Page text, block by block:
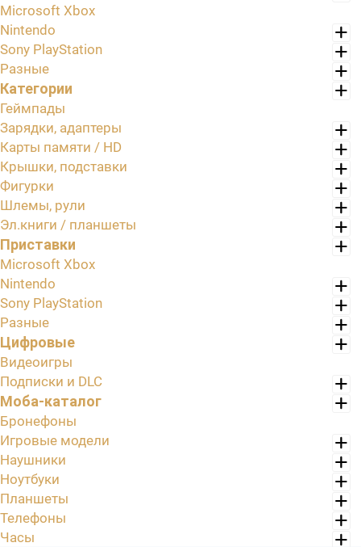
Microsoft Xbox
Nintendo
Sony PlayStation
Разные
Категории
Геймпады
Зарядки, адаптеры
Карты памяти / HD
Крышки, подставки
Фигурки
Шлемы, рули
Эл.книги / планшеты
Приставки
Microsoft Xbox
Nintendo
Sony PlayStation
Разные
Цифровые
Видеоигры
Подписки и DLC
Моба-каталог
Бронефоны
Игровые модели
Наушники
Ноутбуки
Планшеты
Телефоны
Часы